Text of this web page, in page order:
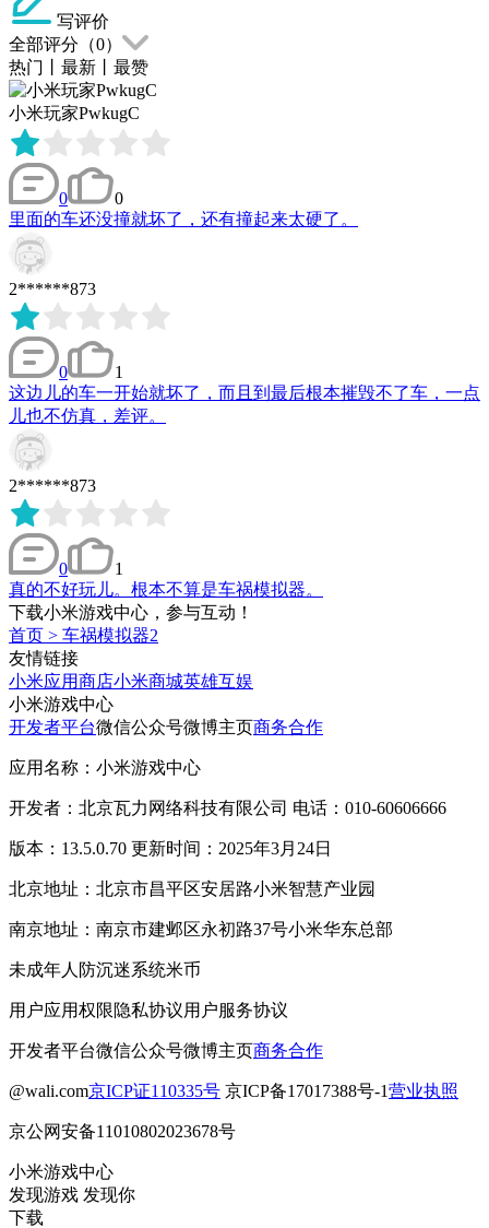
写评价
全部评分（0）
热门
最新 最赞
小米玩家PwkugC
0
0
里面的车还没撞就坏了，还有撞起来太硬了。
2******873
0
1
这边儿的车一开始就坏了，而且到最后根本摧毁不了车，一点
儿也不仿真，差评。
2******873
0
1
真的不好玩儿。根本不算是车祸模拟器。
下载小米游戏中心，参与互动！
首页 > 车祸模拟器2
友情链接
小米应用商店小米商城英雄互娱
小米游戏中心
开发者平台微信公众号微博主页商务合作
应用名称：小米游戏中心
开发者：北京瓦力网络科技有限公司 电话：010-60606666
版本：13.5.0.70 更新时间：2025年3月24日
北京地址：北京市昌平区安居路小米智慧产业园
南京地址：南京市建邺区永初路37号小米华东总部
未成年人防沉迷系统米币
用户应用权限隐私协议用户服务协议
开发者平台微信公众号微博主页商务合作
@wali.com京ICP证110335号 京ICP备17017388号-1营业执照
京公网安备11010802023678号
小米游戏中心
发现游戏 发现你
下载